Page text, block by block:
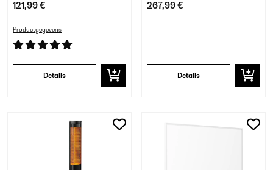
121,99 €
Productgegevens
Details
267,99 €
Details